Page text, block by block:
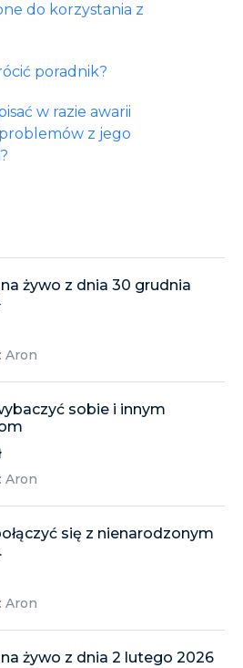
do korzystania z
poradnik?
w razie awarii
z jego
żywo z dnia 30 grudnia
Aron
sobie i innym
Aron
się z nienarodzonym
Aron
żywo z dnia 2 lutego 2026